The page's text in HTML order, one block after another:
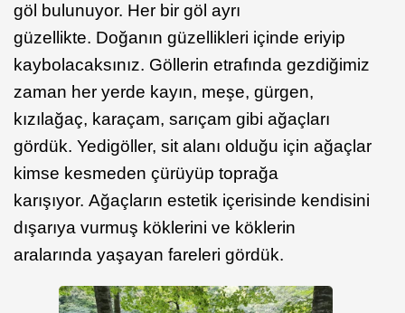
göl bulunuyor. Her bir göl ayrı
güzellikte. Doğanın güzellikleri içinde eriyip
kaybolacaksınız. Göllerin etrafında gezdiğimiz
zaman her yerde kayın, meşe, gürgen,
kızılağaç, karaçam, sarıçam gibi ağaçları
gördük. Yedigöller, sit alanı olduğu için ağaçlar
kimse kesmeden çürüyüp toprağa
karışıyor. Ağaçların estetik içerisinde kendisini
dışarıya vurmuş köklerini ve köklerin
aralarında yaşayan fareleri gördük.